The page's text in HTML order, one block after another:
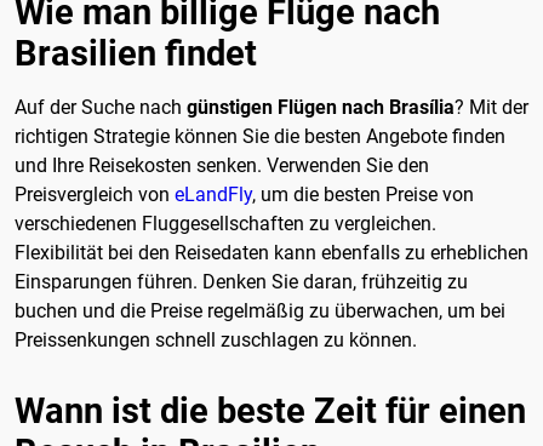
Wie man billige Flüge nach
Brasilien findet
Auf der Suche nach günstigen Flügen nach Brasília? Mit der
richtigen Strategie können Sie die besten Angebote finden
und Ihre Reisekosten senken. Verwenden Sie den
Preisvergleich von eLandFly, um die besten Preise von
verschiedenen Fluggesellschaften zu vergleichen.
Flexibilität bei den Reisedaten kann ebenfalls zu erheblichen
Einsparungen führen. Denken Sie daran, frühzeitig zu
buchen und die Preise regelmäßig zu überwachen, um bei
Preissenkungen schnell zuschlagen zu können.
Wann ist die beste Zeit für einen